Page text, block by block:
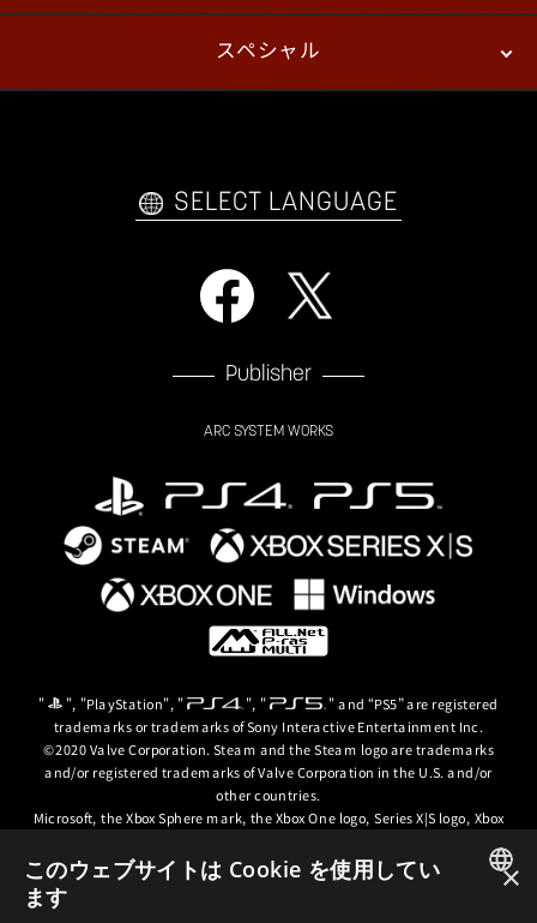
プレイヤーズ
スペシャル
自己紹介カードメーカー アーケード
SELECT LANGUAGE
Publisher
ARC SYSTEM WORKS
" ", "PlayStation", " ", " " and “PS5” are registered
trademarks or trademarks of Sony Interactive Entertainment Inc.
©2020 Valve Corporation. Steam and the Steam logo are trademarks
and/or registered trademarks of Valve Corporation in the U.S. and/or
other countries.
Microsoft, the Xbox Sphere mark, the Xbox One logo, Series X|S logo, Xbox
trademarks of the Microsoft group of companies.
© ARC SYSTEM WORKS / © 2024 CD PROJEKT S.A. All rights reserved. CD
×
このウェブサイトは Cookie を使用してい
ます